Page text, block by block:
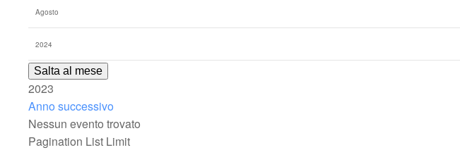
Salta al mese
2023
Anno successivo
Nessun evento trovato
Pagination List Limit